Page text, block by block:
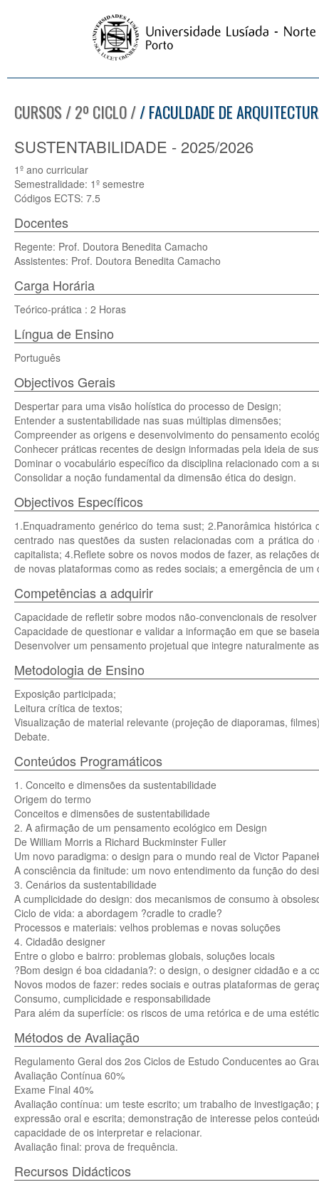
CURSOS / 2º CICLO // FACULDADE DE
SUSTENTABILIDADE - 2025/2026
1º ano curricular
Semestralidade: 1º semestre
Códigos ECTS: 7.5
Docentes
Regente: Prof. Doutora Benedita Camacho
Assistentes: Prof. Doutora Benedita Camacho
Carga Horária
Teórico-prática : 2 Horas
Língua de Ensino
Português
Objectivos Gerais
Despertar para uma visão holística do processo de Design;
Entender a sustentabilidade nas suas múltiplas dimensões;
Compreender as origens e desenvolvimento do pensamento
Conhecer práticas recentes de design informadas pela ideia de
Dominar o vocabulário específico da disciplina relacionado com a
Consolidar a noção fundamental da dimensão ética do design.
Objectivos Específicos
1.Enquadramento genérico do tema sust; 2.Panorâmica
centrado nas questões da susten relacionadas com a prática
capitalista; 4.Reflete sobre os novos modos de fazer, as relações
de novas plataformas como as redes sociais; a emergência de
Competências a adquirir
Capacidade de refletir sobre modos não-convencionais de
Capacidade de questionar e validar a informação em que se
Desenvolver um pensamento projetual que integre naturalmente
Metodologia de Ensino
Exposição participada;
Leitura crítica de textos;
Visualização de material relevante (projeção de diaporamas,
Debate.
Conteúdos Programáticos
1. Conceito e dimensões da sustentabilidade
Origem do termo
Conceitos e dimensões de sustentabilidade
2. A afirmação de um pensamento ecológico em Design
De William Morris a Richard Buckminster Fuller
Um novo paradigma: o design para o mundo real de Victor
A consciência da finitude: um novo entendimento da função do
3. Cenários da sustentabilidade
A cumplicidade do design: dos mecanismos de consumo à
Ciclo de vida: a abordagem ?cradle to cradle?
Processos e materiais: velhos problemas e novas soluções
4. Cidadão designer
Entre o globo e bairro: problemas globais, soluções locais
?Bom design é boa cidadania?: o design, o designer cidadão e a
Novos modos de fazer: redes sociais e outras plataformas de
Consumo, cumplicidade e responsabilidade
Para além da superfície: os riscos de uma retórica e de uma
Métodos de Avaliação
Regulamento Geral dos 2os Ciclos de Estudo Conducentes ao
Avaliação Contínua 60%
Exame Final 40%
Avaliação contínua: um teste escrito; um trabalho de
expressão oral e escrita; demonstração de interesse pelos
capacidade de os interpretar e relacionar.
Avaliação final: prova de frequência.
Recursos Didácticos